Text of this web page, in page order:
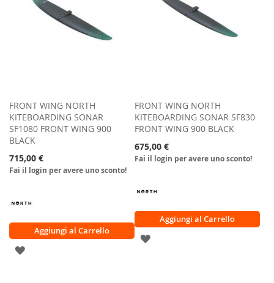
FRONT WING NORTH
KITEBOARDING SONAR
SF1080 FRONT WING 900
BLACK
715,00 €
Fai il login per avere uno sconto!
Aggiungi al Carrello
AGGIUNGI
FRONT WING NORTH
KITEBOARDING SONAR SF830
FRONT WING 900 BLACK
675,00 €
Fai il login per avere uno sconto!
Aggiungi al Carrello
AGGIUNGI